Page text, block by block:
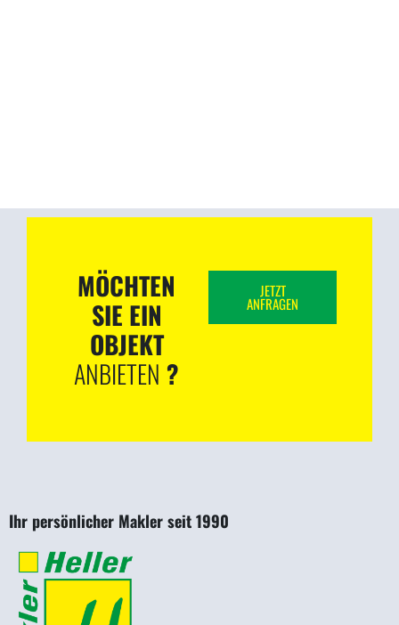
MÖCHTEN
SIE EIN
OBJEKT
ANBIETEN ?
JETZT
ANFRAGEN
Ihr persönlicher Makler seit 1990